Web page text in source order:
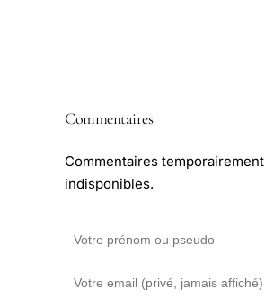
Commentaires
Commentaires temporairement
indisponibles.